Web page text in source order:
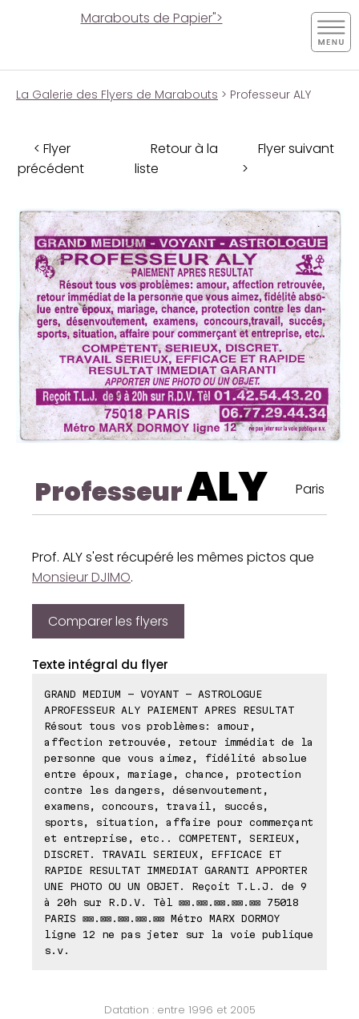
Marabouts de Papier">
La Galerie des Flyers de Marabouts > Professeur ALY
< Flyer
précédent
Retour à la
liste
Flyer suivant
>
ProfesseurALY Paris
Prof. ALY s'est récupéré les mêmes pictos que
Monsieur DJIMO.
Comparer les flyers
Texte intégral du flyer
GRAND MEDIUM - VOYANT - ASTROLOGUE
APROFESSEUR ALY PAIEMENT APRES RESULTAT
Résout tous vos problèmes: amour,
affection retrouvée, retour immédiat de la
personne que vous aimez, fidélité absolue
entre époux, mariage, chance, protection
contre les dangers, désenvoutement,
examens, concours, travail, succés,
sports, situation, affaire pour commerçant
et entreprise, etc.. COMPETENT, SERIEUX,
DISCRET. TRAVAIL SERIEUX, EFFICACE ET
RAPIDE RESULTAT IMMEDIAT GARANTI APPORTER
UNE PHOTO OU UN OBJET. Reçoit T.L.J. de 9
à 20h sur R.D.V. Tèl ⊠⊠.⊠⊠.⊠⊠.⊠⊠.⊠⊠ 75018
PARIS ⊠⊠.⊠⊠.⊠⊠.⊠⊠.⊠⊠ Métro MARX DORMOY
ligne 12 ne pas jeter sur la voie publique
s.v.
Datation : entre 1996 et 2005